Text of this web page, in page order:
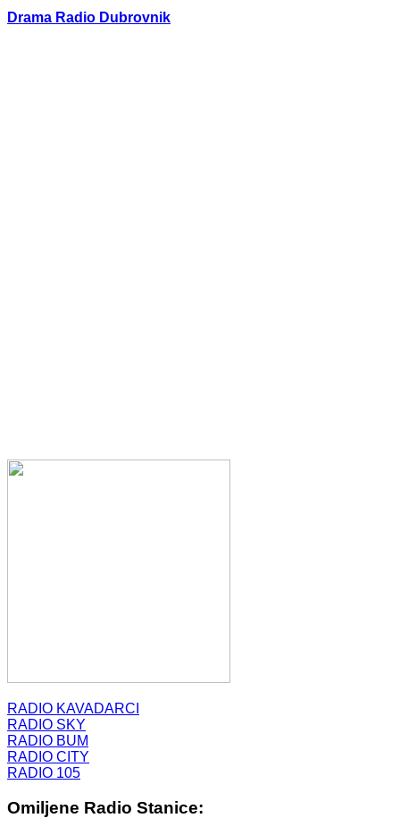
Drama Radio Dubrovnik
RADIO KAVADARCI
RADIO SKY
RADIO BUM
RADIO CITY
RADIO 105
Omiljene Radio Stanice: